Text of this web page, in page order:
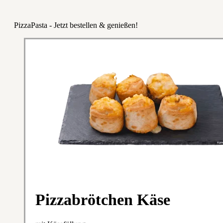
PizzaPasta - Jetzt bestellen & genießen!
Pizzabrötchen Käse